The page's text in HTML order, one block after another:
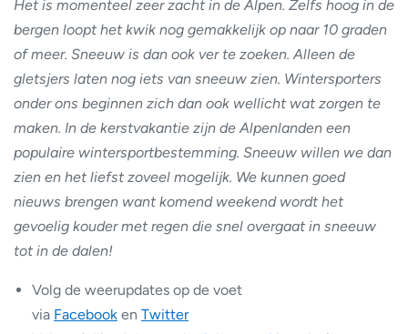
Het is momenteel zeer zacht in de Alpen. Zelfs hoog in de
bergen loopt het kwik nog gemakkelijk op naar 10 graden
of meer. Sneeuw is dan ook ver te zoeken. Alleen de
gletsjers laten nog iets van sneeuw zien. Wintersporters
onder ons beginnen zich dan ook wellicht wat zorgen te
maken. In de kerstvakantie zijn de Alpenlanden een
populaire wintersportbestemming. Sneeuw willen we dan
zien en het liefst zoveel mogelijk. We kunnen goed
nieuws brengen want komend weekend wordt het
gevoelig kouder met regen die snel overgaat in sneeuw
tot in de dalen!
Volg de weerupdates op de voet
via Facebook en Twitter